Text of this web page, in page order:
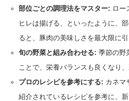
部位ごとの調理法をマスター: ロー
ヒレは揚げる、といったように、
ると、豚肉の美味しさを最大限に引
旬の野菜と組み合わせる: 季節の野
ことで、栄養バランスも良くなり
プロのレシピを参考にする: カネマ
紹介されているレシピを参考に、